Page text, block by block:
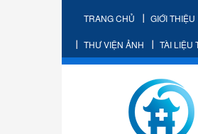
TRANG CHỦ GIỚI THIỆU
THƯ VIỆN ẢNH TÀI LIỆU